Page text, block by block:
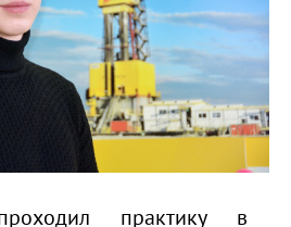
практику в